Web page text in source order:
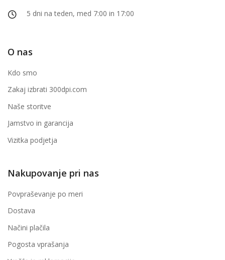
5 dni na teden, med 7:00 in 17:00
O nas
Kdo smo
Zakaj izbrati 300dpi.com
Naše storitve
Jamstvo in garancija
Vizitka podjetja
Nakupovanje pri nas
Povpraševanje po meri
Dostava
Načini plačila
Pogosta vprašanja